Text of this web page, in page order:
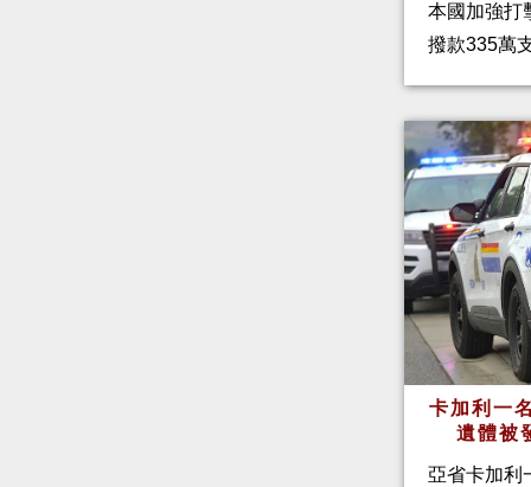
本國加強打
撥款335萬
卡加利一
遺體被
亞省卡加利